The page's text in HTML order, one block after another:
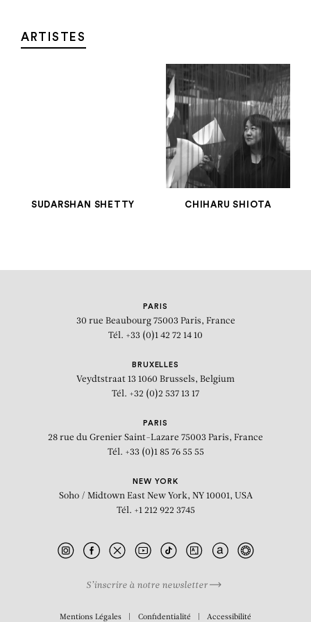
GROUP SHOW
20ème Biennale de Sydney
ARTISTES
SUDARSHAN SHETTY CHIHARU SHIOTA
PARIS
30 rue Beaubourg 75003 Paris, France
Tél. +33 (0)1 42 72 14 10
BRUXELLES
Veydtstraat 13 1060 Brussels, Belgium
Tél. +32 (0)2 537 13 17
PARIS
28 rue du Grenier Saint-Lazare 75003 Paris, France
Tél. +33 (0)1 85 76 55 55
NEW YORK
Soho / Midtown East New York, NY 10001, USA
Tél. +1 212 922 3745
S’inscrire à notre newsletter
Mentions Légales Confidentialité Accessibilité